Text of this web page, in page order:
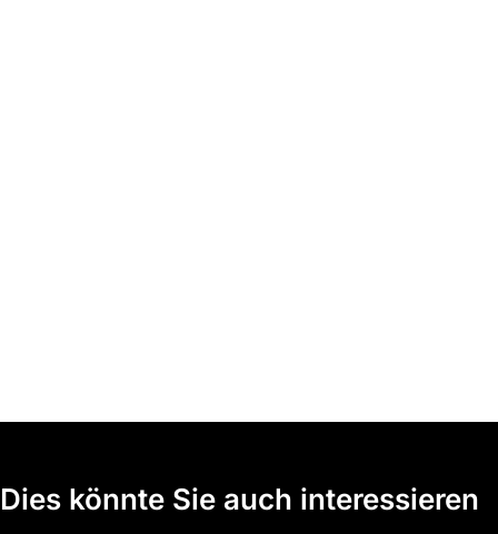
Dies könnte Sie auch interessieren